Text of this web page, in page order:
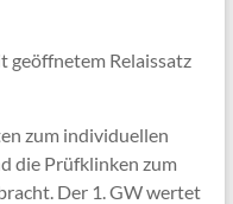
geöffnetem Relaissatz
zum individuellen
die Prüfklinken zum
Der 1. GW wertet